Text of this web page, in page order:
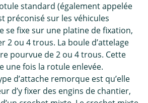
standard (également appelée
préconisé sur les véhicules
se fixe sur une platine de fixation,
2 ou 4 trous. La boule d’attelage
pourvue de 2 ou 4 trous. Cette
une fois la rotule enlevée.
d’attache remorque est qu’elle
d’y fixer des engins de chantier,